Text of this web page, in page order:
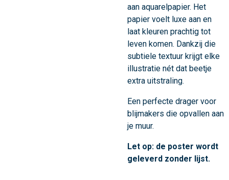
aan aquarelpapier. Het
papier voelt luxe aan en
laat kleuren prachtig tot
leven komen. Dankzij die
subtiele textuur krijgt elke
illustratie nét dat beetje
extra uitstraling.
Een perfecte drager voor
blijmakers die opvallen aan
je muur.
Let op: de poster wordt
geleverd zonder lijst.